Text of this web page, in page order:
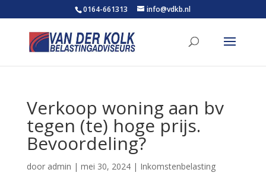
0164-661313 info@vdkb.nl
Verkoop woning aan bv
tegen (te) hoge prijs.
Bevoordeling?
door admin | mei 30, 2024| Inkomstenbelasting